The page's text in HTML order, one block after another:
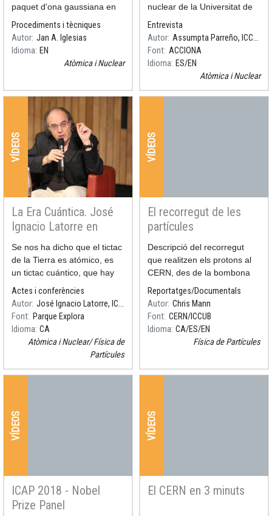
paquet d'ona gaussiana en
una trampa externa
configurable en una sola
dimensió.
Procediments i tècniques
Autor Jan A. Iglesias
Idioma EN
Atòmica i Nuclear
nuclear de la Universitat de
Barcelona i sotsdirectora de
l'Institut de Ciències del
Cosmos relata en aquest
vídeo quan va decidir ser
científica, la curio
Entrevista
Autor
Assumpta Parreño, ICCUB
Font ACCIONA
Idioma ES EN
Atòmica i Nuclear
VÍDEOS
La Era Cuántica. José
Ignacio Latorre en
conversación con
Juliana Restrepo
Resum
Se nos ha dicho que el tictac
de la Tierra es atómico, es
un tictac cuántico, que hay
presencia inadvertida de la
cuántica en la vida cotidiana,
en la manipulación inf
Actes i conferències
Autor
José Ignacio Latorre, ICCUB
Font Parque Explora
Idioma CA
Atòmica i Nuclear Física de
Partícules
VÍDEOS
El recorregut de les
partícules
Resum
Descripció del recorregut
que realitzen els protons al
CERN, des de la bombona
d'hidrogen de la qual
s'obtenen, fins al Gran
Accelerador d'Hadrons
(LHC), passant per diversos
acceleradors intermitj
Reportatges/Documentals
Autor Chris Mann
Font CERN/ICCUB
Idioma CA ES EN
Física de Partícules
VÍDEOS
ICAP 2018 - Nobel
Prize Panel
VÍDEOS
El CERN en 3 minuts